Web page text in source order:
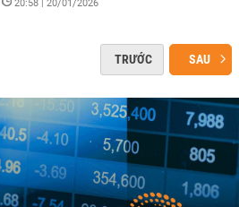
20:58 | 20/01/2026
TRƯỚC SAU